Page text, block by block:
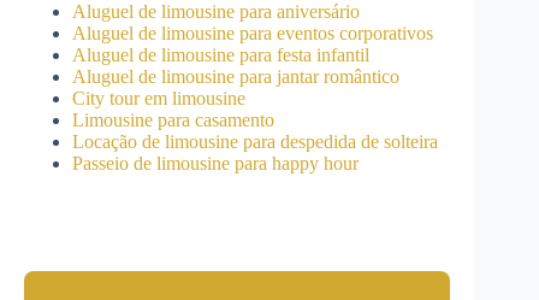
Aluguel de limousine para aniversário
Aluguel de limousine para eventos corporativos
Aluguel de limousine para festa infantil
Aluguel de limousine para jantar romântico
City tour em limousine
Limousine para casamento
Locação de limousine para despedida de solteira
Passeio de limousine para happy hour